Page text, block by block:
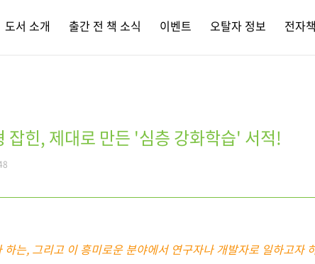
도서 소개 출간 전 책 소식 이벤트 오탈자 정보 전자책
잡힌, 제대로 만든 '심층 강화학습' 서적!
는, 그리고 이 흥미로운 분야에서 연구자나 개발자로 일하고자